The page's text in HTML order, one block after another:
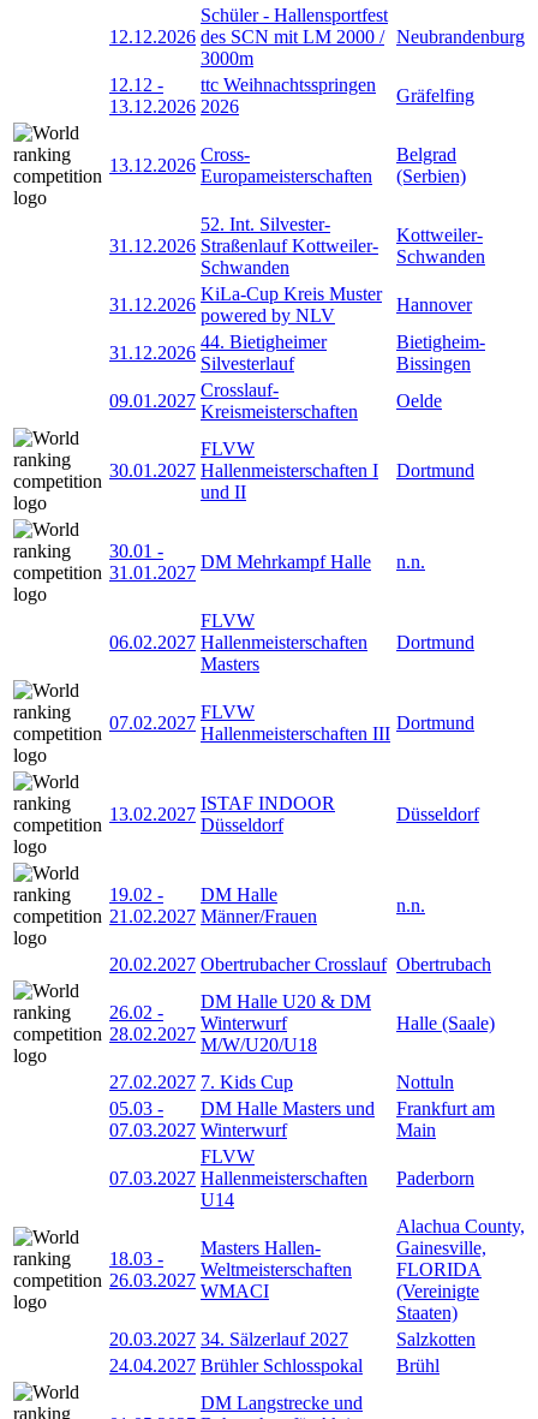
12.12.2026
Schüler - Hallensportfest
des SCN mit LM 2000 /
3000m
Neubrandenburg
12.12 -
13.12.2026
ttc Weihnachtsspringen
2026
Gräfelfing
13.12.2026
Cross-
Europameisterschaften
Belgrad
(Serbien)
31.12.2026
52. Int. Silvester-
Straßenlauf Kottweiler-
Schwanden
Kottweiler-
Schwanden
31.12.2026
KiLa-Cup Kreis Muster
powered by NLV
Hannover
31.12.2026
44. Bietigheimer
Silvesterlauf
Bietigheim-
Bissingen
09.01.2027
Crosslauf-
Kreismeisterschaften
Oelde
30.01.2027
FLVW
Hallenmeisterschaften I
und II
Dortmund
30.01 -
31.01.2027
DM Mehrkampf Halle n.n.
06.02.2027
FLVW
Hallenmeisterschaften
Masters
Dortmund
07.02.2027
FLVW
Hallenmeisterschaften III
Dortmund
13.02.2027
ISTAF INDOOR
Düsseldorf
Düsseldorf
19.02 -
21.02.2027
DM Halle
Männer/Frauen
n.n.
20.02.2027 Obertrubacher Crosslauf Obertrubach
26.02 -
28.02.2027
DM Halle U20 & DM
Winterwurf
M/W/U20/U18
Halle (Saale)
27.02.2027 7. Kids Cup
Nottuln
05.03 -
07.03.2027
DM Halle Masters und
Winterwurf
Frankfurt am
Main
07.03.2027
FLVW
Hallenmeisterschaften
U14
Paderborn
18.03 -
26.03.2027
Masters Hallen-
Weltmeisterschaften
WMACI
Alachua County,
Gainesville,
FLORIDA
(Vereinigte
Staaten)
20.03.2027 34. Sälzerlauf 2027
Salzkotten
24.04.2027 Brühler Schlosspokal Brühl
DM Langstrecke und